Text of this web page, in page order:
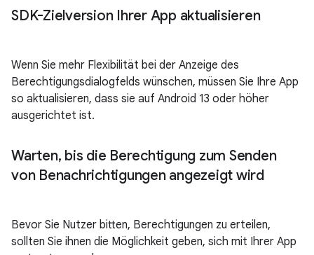
SDK-Zielversion Ihrer App aktualisieren
Wenn Sie mehr Flexibilität bei der Anzeige des
Berechtigungsdialogfelds wünschen, müssen Sie Ihre App
so aktualisieren, dass sie auf Android 13 oder höher
ausgerichtet ist.
Warten, bis die Berechtigung zum Senden
von Benachrichtigungen angezeigt wird
Bevor Sie Nutzer bitten, Berechtigungen zu erteilen,
sollten Sie ihnen die Möglichkeit geben, sich mit Ihrer App